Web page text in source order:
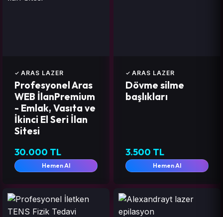
ARAS LAZER
Profesyonel Aras
WEB İlanPremium
- Emlak, Vasıta ve
İkinci El Seri İlan
Sitesi
30.000 TL
Hemen Al
ARAS LAZER
Dövme silme
başlıkları
3.500 TL
Hemen Al